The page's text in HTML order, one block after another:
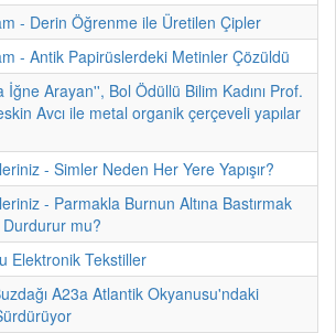
- Derin Öğrenme ile Üretilen Çipler
- Antik Papirüslerdeki Metinler Çözüldü
İğne Arayan'', Bol Ödüllü Bilim Kadını Prof.
Avcı ile metal organik çerçeveli yapılar
- Simler Neden Her Yere Yapışır?
- Parmakla Burnun Altına Bastırmak
Durdurur mu?
Elektronik Tekstiller
A23a Atlantik Okyanusu'ndaki